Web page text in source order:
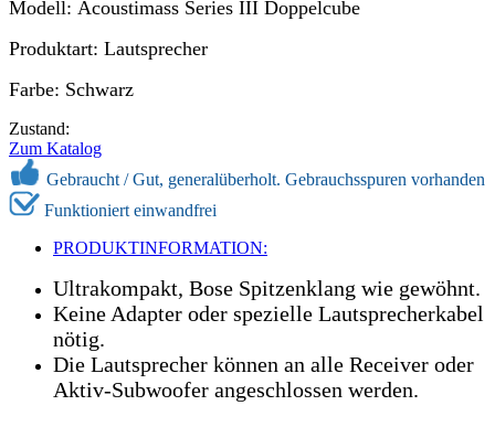
Modell: Acoustimass Series III Doppelcube
Produktart: Lautsprecher
Farbe: Schwarz
Zustand:
Zum Katalog
Gebraucht /Gut, generalüberholt. Gebrauchsspuren vorhanden
Funktioniert einwandfrei
PRODUKTINFORMATION:
Ultrakompakt, Bose Spitzenklang wie gewöhnt.
Keine Adapter oder spezielle Lautsprecherkabel
nötig.
Die Lautsprecher können an alle Receiver oder
Aktiv-Subwoofer angeschlossen werden.